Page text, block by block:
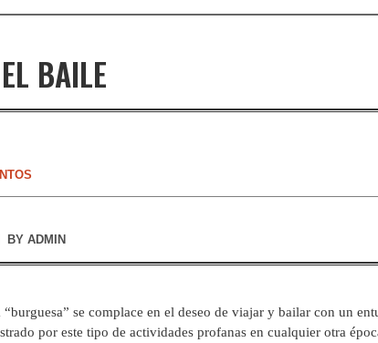
BAILE
BY ADMIN
se complace en el deseo de viajar y bailar con un
por este tipo de actividades profanas en cualquier otra